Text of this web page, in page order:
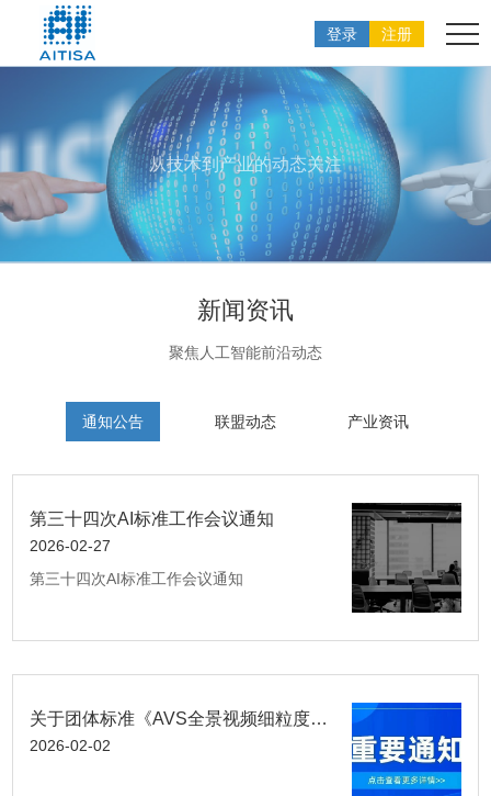
登录 注册
从技术到产业的动态关注
新闻资讯
聚焦人工智能前沿动态
通知公告 联盟动态 产业资讯
第三十四次AI标准工作会议通知
2026-02-27
第三十四次AI标准工作会议通知
关于团体标准《AVS全景视频细粒度主观质量评价方法》（征求意见稿）意见征求的通知
2026-02-02